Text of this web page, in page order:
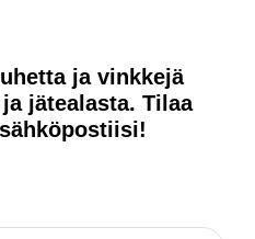
ja vinkkejä
jätealasta. Tilaa